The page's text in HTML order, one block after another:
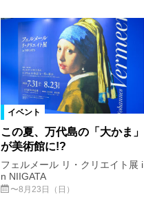
イベント
この夏、万代島の「大かま」
が美術館に!?
フェルメール リ・クリエイト展 i
n NIIGATA
〜8月23日（日）